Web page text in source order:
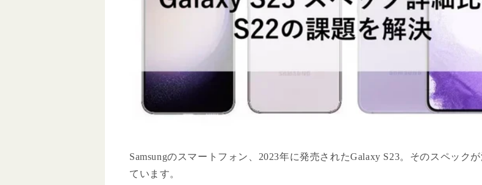
Samsungのスマートフォン、2023年に発売されたGalaxy S23。そのスペック
ています。